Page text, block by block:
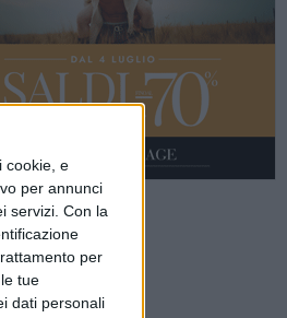
cookie, e
per annunci
servizi. Con la
per
tue
dati personali